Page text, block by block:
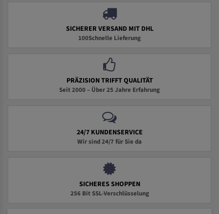
SICHERER VERSAND MIT DHL
100Schnelle Lieferung
PRÄZISION TRIFFT QUALITÄT
Seit 2000 – Über 25 Jahre Erfahrung
24/7 KUNDENSERVICE
Wir sind 24/7 für Sie da
SICHERES SHOPPEN
256 Bit SSL-Verschlüsselung